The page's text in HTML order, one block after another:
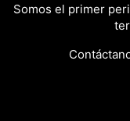
Somos el primer